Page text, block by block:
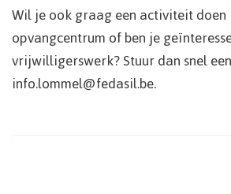
Wil je ook graag een activiteit
opvangcentrum of ben je
vrijwilligerswerk? Stuur dan snel
info.lommel@fedasil.be.